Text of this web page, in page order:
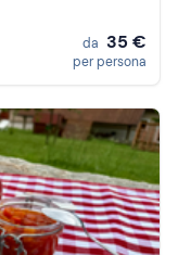
da 35 €
per persona